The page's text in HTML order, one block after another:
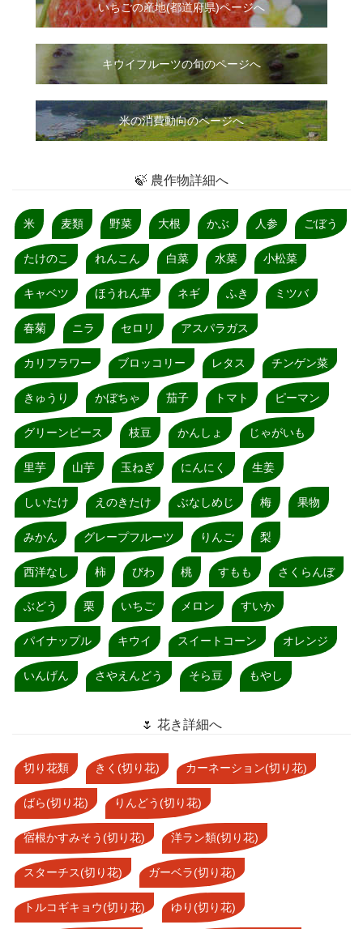
いちごの産地(都道府県)ページへ
キウイフルーツの旬のページへ
米の消費動向のページへ
🍃 農作物詳細へ
米 麦類 野菜 大根 かぶ 人参 ごぼう
たけのこ れんこん 白菜 水菜 小松菜
キャベツ ほうれん草 ネギ ふき ミツバ
春菊 ニラ セロリ アスパラガス
カリフラワー ブロッコリー レタス チンゲン菜
きゅうり かぼちゃ 茄子 トマト ピーマン
グリーンピース 枝豆 かんしょ じゃがいも
里芋 山芋 玉ねぎ にんにく 生姜
しいたけ えのきたけ ぶなしめじ 梅 果物
みかん グレープフルーツ りんご 梨
西洋なし 柿 びわ 桃 すもも さくらんぼ
ぶどう 栗 いちご メロン すいか
パイナップル キウイ スイートコーン オレンジ
いんげん さやえんどう そら豆 もやし
🌷 花き詳細へ
切り花類 きく(切り花) カーネーション(切り花)
ばら(切り花) りんどう(切り花)
宿根かすみそう(切り花) 洋ラン類(切り花)
スターチス(切り花) ガーベラ(切り花)
トルコギキョウ(切り花) ゆり(切り花)